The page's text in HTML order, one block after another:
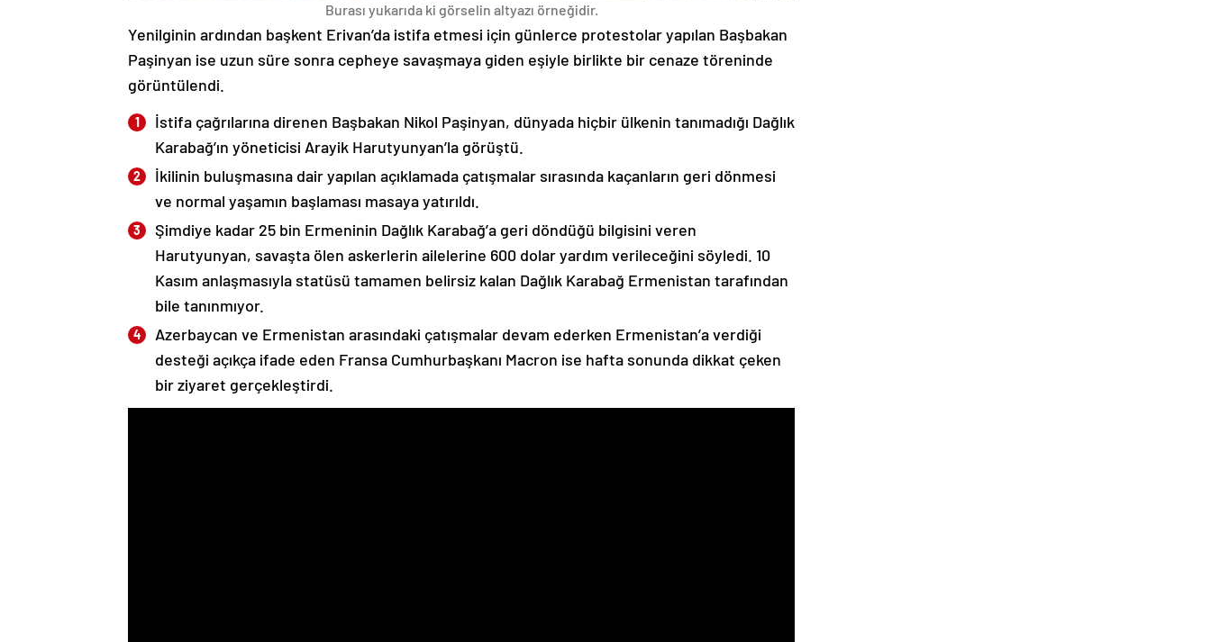
Burası yukarıda ki görselin altyazı örneğidir.
Yenilginin ardından başkent Erivan’da istifa etmesi için günlerce protestolar yapılan Başbakan
Paşinyan ise uzun süre sonra cepheye savaşmaya giden eşiyle birlikte bir cenaze töreninde
görüntülendi.
İstifa çağrılarına direnen Başbakan Nikol Paşinyan, dünyada hiçbir ülkenin tanımadığı Dağlık
Karabağ’ın yöneticisi Arayik Harutyunyan’la görüştü.
İkilinin buluşmasına dair yapılan açıklamada çatışmalar sırasında kaçanların geri dönmesi
ve normal yaşamın başlaması masaya yatırıldı.
Şimdiye kadar 25 bin Ermeninin Dağlık Karabağ’a geri döndüğü bilgisini veren
Harutyunyan, savaşta ölen askerlerin ailelerine 600 dolar yardım verileceğini söyledi. 10
Kasım anlaşmasıyla statüsü tamamen belirsiz kalan Dağlık Karabağ Ermenistan tarafından
bile tanınmıyor.
Azerbaycan ve Ermenistan arasındaki çatışmalar devam ederken Ermenistan’a verdiği
desteği açıkça ifade eden Fransa Cumhurbaşkanı Macron ise hafta sonunda dikkat çeken
bir ziyaret gerçekleştirdi.